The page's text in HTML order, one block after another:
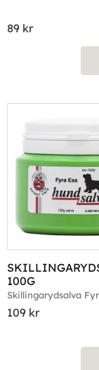
89 kr
100G
Skillingarydsalva
109 kr